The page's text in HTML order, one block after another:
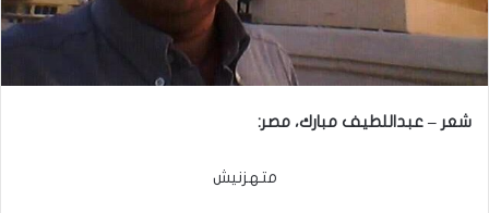
شعر – عبداللطيف مبارك، مصر:
متهزنيش